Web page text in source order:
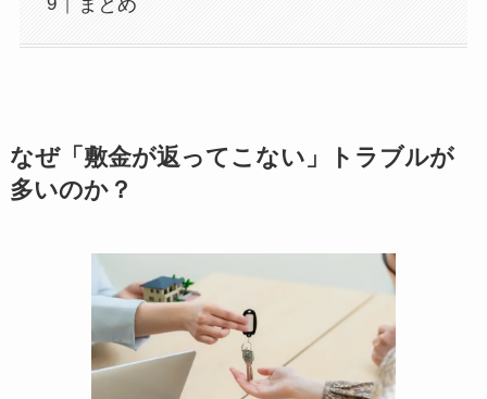
まとめ
なぜ「敷金が返ってこない」トラブルが
多いのか？